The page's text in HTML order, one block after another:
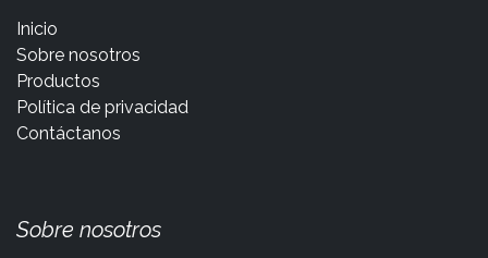
Inicio
Sobre nosotros
Productos
Política de privacidad
Contáctanos
Sobre nosotros